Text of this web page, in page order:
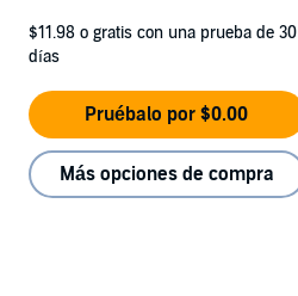
$11.98 o gratis con una prueba de 30
días
Pruébalo por $0.00
Más opciones de compra